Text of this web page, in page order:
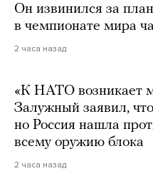
Он извинился за
в чемпионате мира
2 часа назад
«К НАТО возникает
Залужный заявил,
но Россия нашла
всему оружию блока
2 часа назад